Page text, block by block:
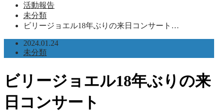
活動報告
未分類
ビリージョエル18年ぶりの来日コンサート…
2024.01.24
未分類
ビリージョエル18年ぶりの来
日コンサート